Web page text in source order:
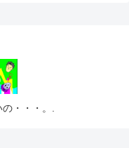
・・・。.